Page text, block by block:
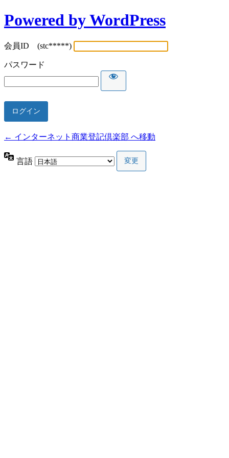
Powered by WordPress
会員ID (stc*****)
パスワード
← インターネット商業登記倶楽部 へ移動
言語